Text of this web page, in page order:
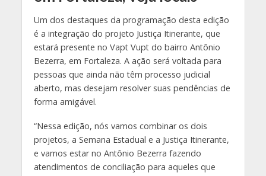
Um dos destaques da programação desta edição
é a integração do projeto Justiça Itinerante, que
estará presente no Vapt Vupt do bairro Antônio
Bezerra, em Fortaleza. A ação será voltada para
pessoas que ainda não têm processo judicial
aberto, mas desejam resolver suas pendências de
forma amigável.
“Nessa edição, nós vamos combinar os dois
projetos, a Semana Estadual e a Justiça Itinerante,
e vamos estar no Antônio Bezerra fazendo
atendimentos de conciliação para aqueles que